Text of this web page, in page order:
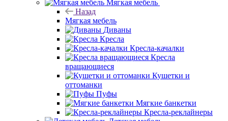
Мягкая мебель
Назад
Мягкая мебель
Диваны
Кресла
Кресла-качалки
Кресла
вращающиеся
Кушетки и
оттоманки
Пуфы
Мягкие банкетки
Кресла-реклайнеры